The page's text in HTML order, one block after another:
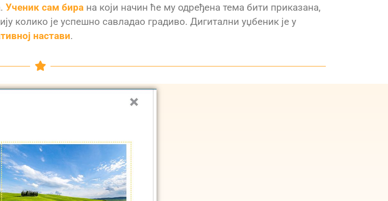
Ученик сам бира на који начин ће му одређена тема бити приказана,
колико је успешно савладао градиво. Дигитални уџбеник је у
настави.